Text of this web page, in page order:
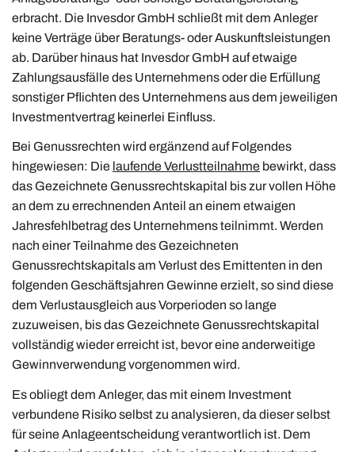
erbracht. Die Invesdor GmbH schließt mit dem Anleger
keine Verträge über Beratungs- oder Auskunftsleistungen
ab. Darüber hinaus hat Invesdor GmbH auf etwaige
Zahlungsausfälle des Unternehmens oder die Erfüllung
sonstiger Pflichten des Unternehmens aus dem jeweiligen
Investmentvertrag keinerlei Einfluss.
Bei Genussrechten wird ergänzend auf Folgendes
hingewiesen: Die laufende Verlustteilnahme bewirkt, dass
das Gezeichnete Genussrechtskapital bis zur vollen Höhe
an dem zu errechnenden Anteil an einem etwaigen
Jahresfehlbetrag des Unternehmens teilnimmt. Werden
nach einer Teilnahme des Gezeichneten
Genussrechtskapitals am Verlust des Emittenten in den
folgenden Geschäftsjahren Gewinne erzielt, so sind diese
dem Verlustausgleich aus Vorperioden so lange
zuzuweisen, bis das Gezeichnete Genussrechtskapital
vollständig wieder erreicht ist, bevor eine anderweitige
Gewinnverwendung vorgenommen wird.
Es obliegt dem Anleger, das mit einem Investment
verbundene Risiko selbst zu analysieren, da dieser selbst
für seine Anlageentscheidung verantwortlich ist. Dem